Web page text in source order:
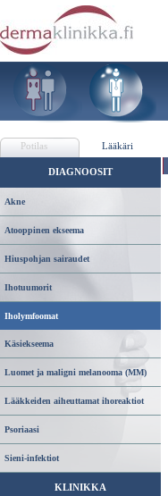
Potilas Lääkäri
DIAGNOOSIT
Akne
Atooppinen ekseema
Hiuspohjan sairaudet
Ihotuumorit
Iholymfoomat
Käsiekseema
Luomet ja maligni melanooma (MM)
Lääkkeiden aiheuttamat ihoreaktiot
Psoriaasi
Sieni-infektiot
KLINIKKA